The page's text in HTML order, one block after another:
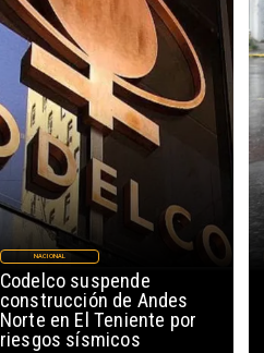
Codelco suspende
construcción de Andes
Norte en El Teniente por
riesgos sísmicos
NACIONAL